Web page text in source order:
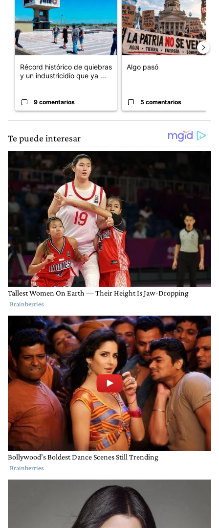
Récord histórico de quiebras
y un industricidio que ya ...
9 comentarios
Algo pasó
5 comentarios